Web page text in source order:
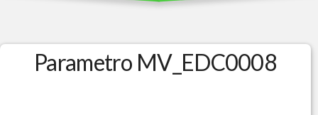
Parametro MV_EDC0008